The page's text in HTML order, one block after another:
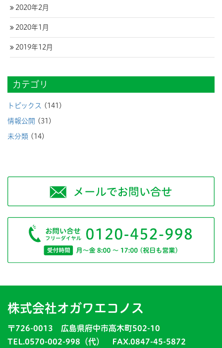
2020年2月
2020年1月
2019年12月
カテゴリ
トピックス (141)
情報公開 (31)
未分類 (14)
株式会社オガワエコノス
〒726-0013 広島県府中市高木町502-10
TEL.0570-002-998（代） FAX.0847-45-5872